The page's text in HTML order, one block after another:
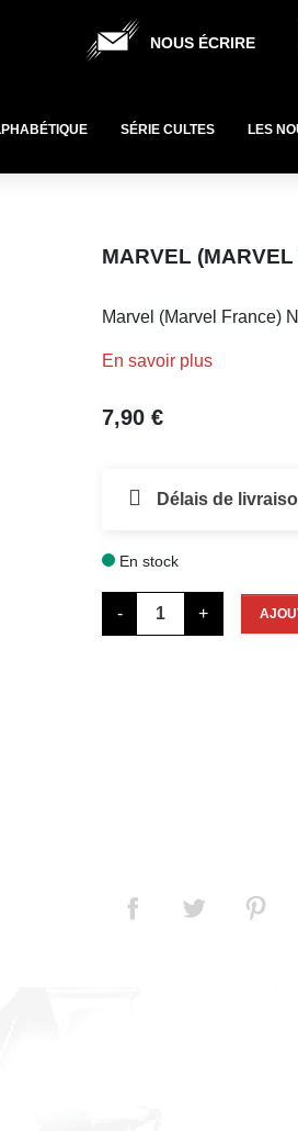
NOUS ÉCRIRE
SÉRIE CULTES LES
MARVEL
Marvel (Marvel France)
En savoir plus
7,90 €
Délais de
En stock
- +